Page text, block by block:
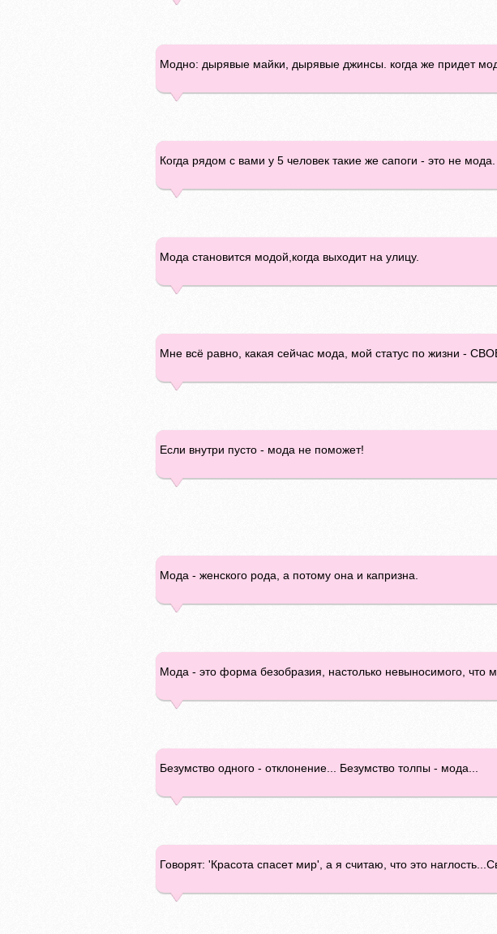
Модно: дырявые майки, дырявые джинсы. когда же придет
Когда рядом с вами у 5 человек такие же сапоги - это не
Мода становится модой,когда выходит на улицу.
Мне всё равно, какая сейчас мода, мой статус по жизни -
Если внутри пусто - мода не поможет!
Мода - женского рода, а потому она и капризна.
Мода - это форма безобразия, настолько невыносимого,
Безумство одного - отклонение... Безумство толпы - мода...
Говорят: 'Красота спасет мир', а я считаю, что это